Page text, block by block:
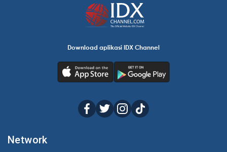
Download aplikasi IDX Channel
Network